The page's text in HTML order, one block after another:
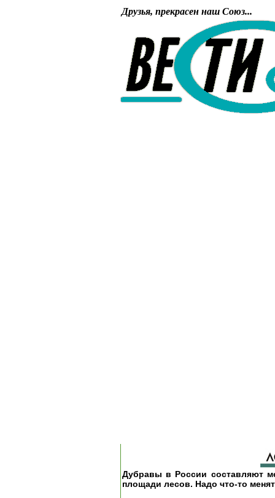
Друзья, прекрасен наш Союз...
Дубравы в России составляют
площади лесов. Надо что-то